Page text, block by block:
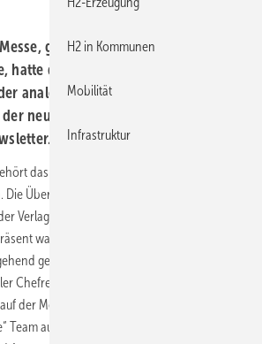
genauer gesagt der Hydrogen
hatte die neue HZwei ihren ersten
analogen Welt. Nun sind wir auch
neuen Webseite und unserem
das Wasserstoff-Magazin nun offiziell zu
Übergabe fand auf der Hydrogen + Fuel
Verlag und die HZwei erstmals mit einem
waren. Dabei lief der Übergang wie eine
geräuschlos. Sven Geitmann, am ersten
Chefredakteur und Herausgeber,
der Messe mit seinem Netzwerk. Hinzu
Team auch nicht ganz neu ist. Die meisten
H2 in Kommunen
Mobilität
Infrastruktur